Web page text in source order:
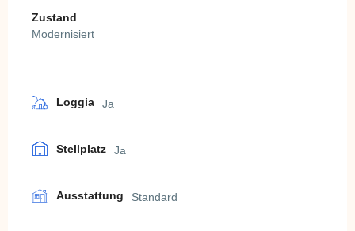
Zustand
Modernisiert
Loggia Ja
Stellplatz Ja
Ausstattung Standard